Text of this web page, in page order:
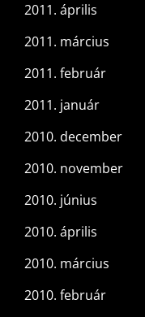
2011. április
2011. március
2011. február
2011. január
2010. december
2010. november
2010. június
2010. április
2010. március
2010. február